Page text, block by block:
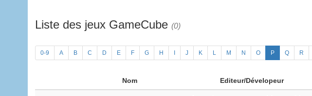
Liste des jeux GameCube (0)
0-9 A B C D E F G H J K L M N O P Q R
Nom Editeur/Dévelopeur